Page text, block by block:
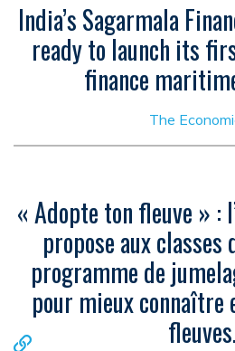
India’s Sagarmala
ready to launch its
finance
The
« Adopte ton fleuve » :
propose aux
programme de
pour mieux
fleuves.